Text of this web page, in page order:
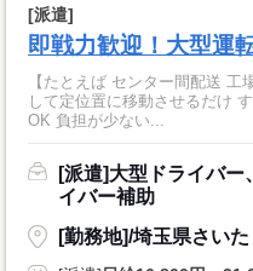
[派遣]
即戦力歓迎！大型運
【たとえば センター間配送
して定位置に移動させるだけ
OK 負担が少ない...
[派遣]大型ドライバー
イバー補助
[勤務地]/埼玉県さい